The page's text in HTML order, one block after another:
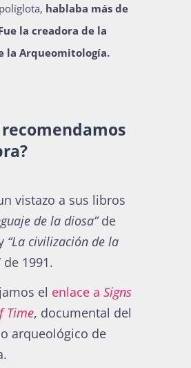
hablaba más de
la creadora de la
la Arqueomitología.
vistazo a sus libros
de la diosa”de
“La civilización de la
de 1991.
el enlace aSigns
Time, documental del
arqueológico de